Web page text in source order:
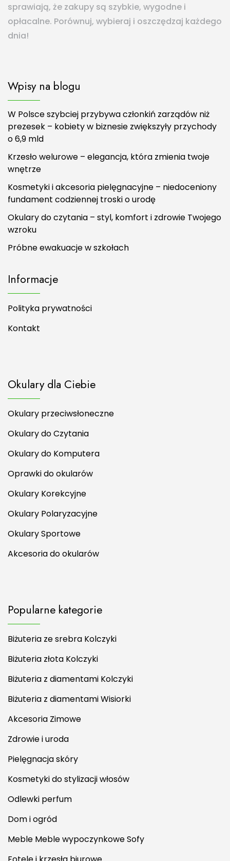
sprawiają, że zakupy są szybkie, wygodne i
opłacalne. Porównuj, wybieraj i oszczędzaj każdego
dnia!
Wpisy na blogu
W Polsce szybciej przybywa członkiń zarządów niż
prezesek – kobiety w biznesie zwiększyły przychody
o 6,9 mld
Krzesło welurowe – elegancja, która zmienia twoje
wnętrze
Kosmetyki i akcesoria pielęgnacyjne – niedoceniony
fundament codziennej troski o urodę
Okulary do czytania – styl, komfort i zdrowie Twojego
wzroku
Próbne ewakuacje w szkołach
Informacje
Polityka prywatności
Kontakt
Okulary dla Ciebie
Okulary przeciwsłoneczne
Okulary do Czytania
Okulary do Komputera
Oprawki do okularów
Okulary Korekcyjne
Okulary Polaryzacyjne
Okulary Sportowe
Akcesoria do okularów
Popularne kategorie
Biżuteria ze srebra Kolczyki
Biżuteria złota Kolczyki
Biżuteria z diamentami Kolczyki
Biżuteria z diamentami Wisiorki
Akcesoria Zimowe
Zdrowie i uroda
Pielęgnacja skóry
Kosmetyki do stylizacji włosów
Odlewki perfum
Dom i ogród
Meble Meble wypoczynkowe Sofy